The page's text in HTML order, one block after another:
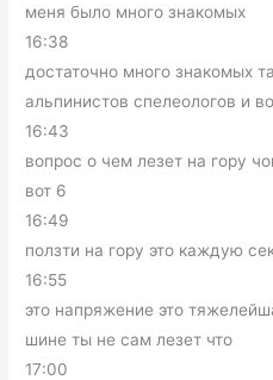
меня было много знакомых
16:38
достаточно много знакомых
альпинистов спелеологов и
16:43
вопрос о чем лезет на гору
вот 6
16:49
ползти на гору это каждую
16:55
это напряжение это
шине ты не сам лезет что
17:00